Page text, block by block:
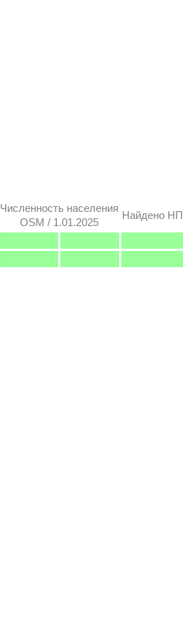
Численность населения
OSM / 1.01.2025
Найдено НП